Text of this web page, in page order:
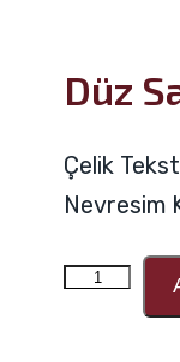
Düz
Çelik
Nevresim
Düz